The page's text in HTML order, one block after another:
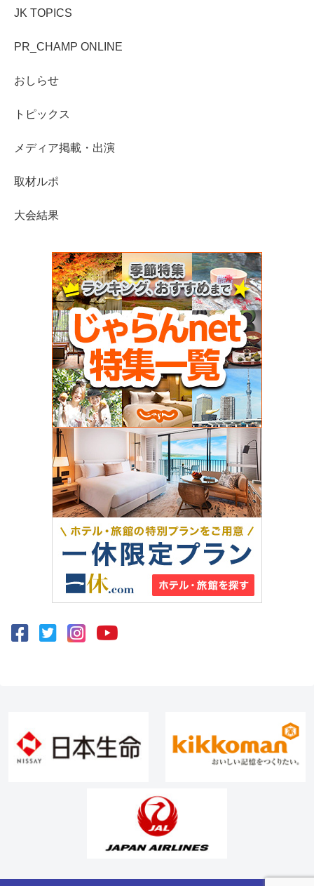
JK TOPICS
PR_CHAMP ONLINE
おしらせ
トピックス
メディア掲載・出演
取材ルポ
大会結果